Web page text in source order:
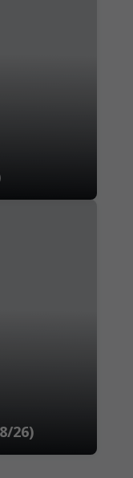
26)